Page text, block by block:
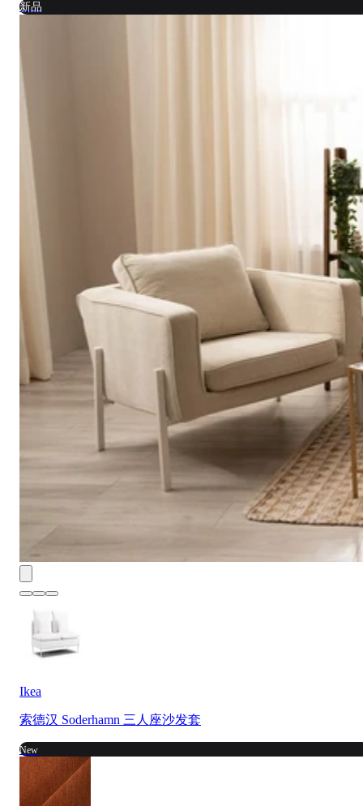
新品
Ikea
索德汉 Soderhamn 三人座沙发套
New